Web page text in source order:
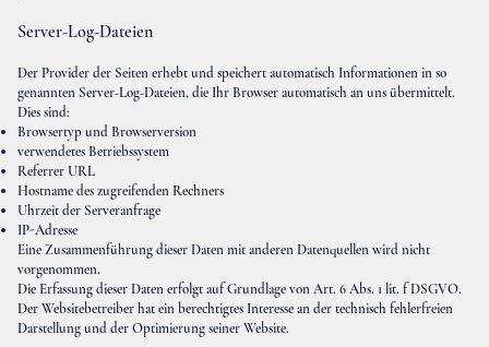
Server-Log-Dateien
Der Provider der Seiten erhebt und speichert automatisch Informationen in so
genannten Server-Log-Dateien, die Ihr Browser automatisch an uns übermittelt.
Dies sind:
Browsertyp und Browserversion
verwendetes Betriebssystem
Referrer URL
Hostname des zugreifenden Rechners
Uhrzeit der Serveranfrage
IP-Adresse
Eine Zusammenführung dieser Daten mit anderen Datenquellen wird nicht
vorgenommen.
Die Erfassung dieser Daten erfolgt auf Grundlage von Art. 6 Abs. 1 lit. f DSGVO.
Der Websitebetreiber hat ein berechtigtes Interesse an der technisch fehlerfreien
Darstellung und der Optimierung seiner Website.